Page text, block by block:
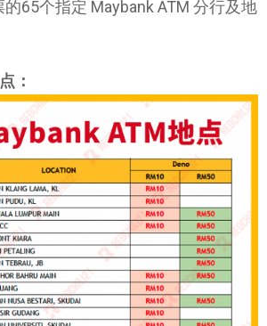
65个指定 Maybank ATM 分行及地
：